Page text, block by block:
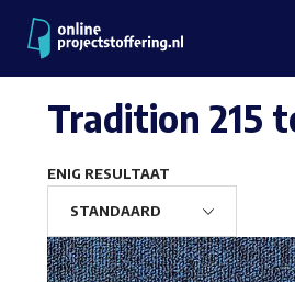
Tradition 215
ENIG RESULTAAT